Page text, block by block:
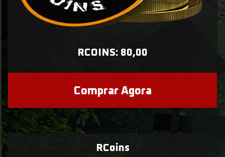
RCOINS: 80,00
Comprar Agora
RCoins